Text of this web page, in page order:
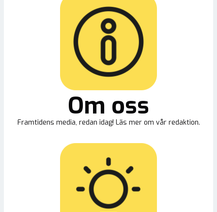
Om oss
Framtidens media, redan idag! Läs mer om vår redaktion.